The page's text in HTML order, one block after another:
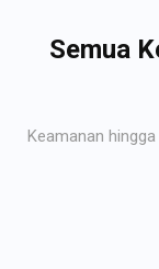
Semua
Keamanan